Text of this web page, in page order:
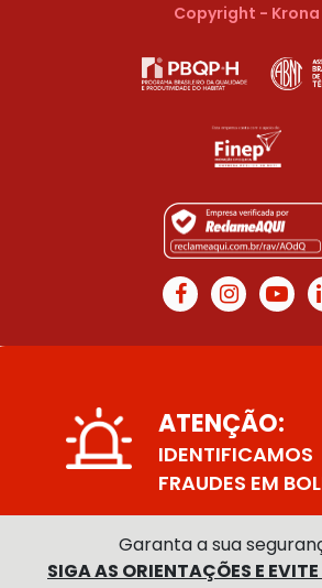
Copyright - Krona
ATENÇÃO:
IDENTIFICAMOS
FRAUDES EM
Garanta a sua
SIGA AS ORIENTAÇÕES E